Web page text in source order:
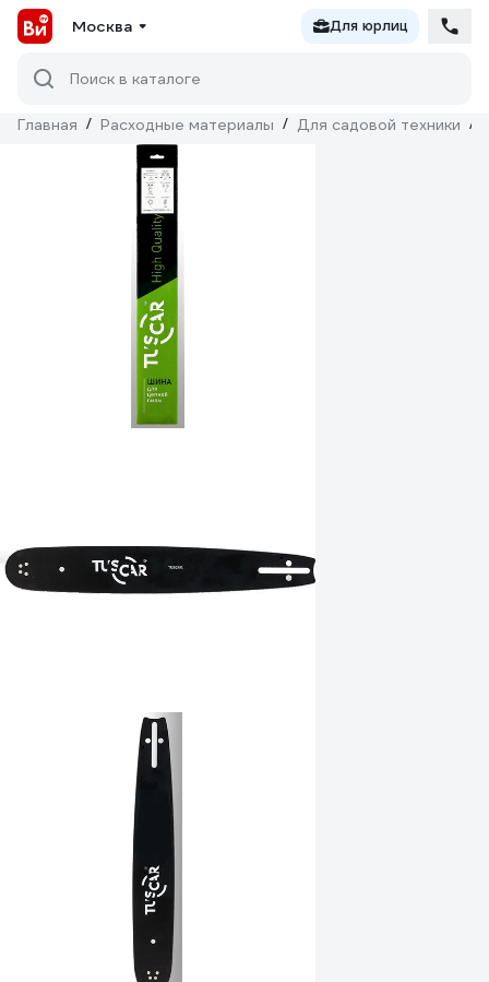
Москва Для юрлиц
Поиск в каталоге
Главная / Расходные материалы / Для садовой техники /